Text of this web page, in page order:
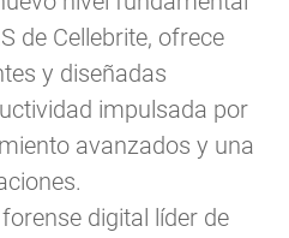
de Cellebrite, ofrece
y diseñadas
impulsada por
avanzados y una
digital líder de